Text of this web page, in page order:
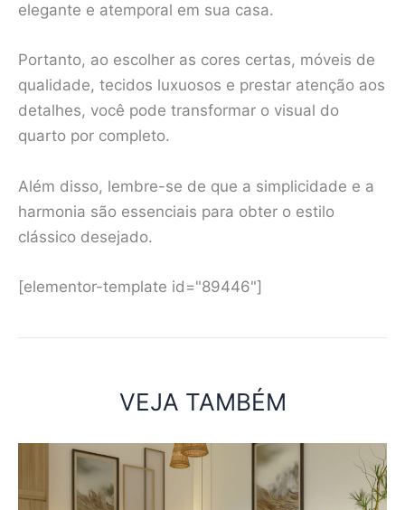
elegante e atemporal em sua casa.
Portanto, ao escolher as cores certas, móveis de
qualidade, tecidos luxuosos e prestar atenção aos
detalhes, você pode transformar o visual do
quarto por completo.
Além disso, lembre-se de que a simplicidade e a
harmonia são essenciais para obter o estilo
clássico desejado.
[elementor-template id="89446"]
VEJA TAMBÉM